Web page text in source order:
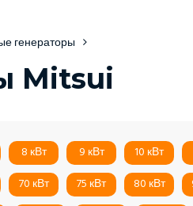
генераторы
Mitsui
8 кВт 9 кВт 10 кВт
70 кВт 75 кВт 80 кВт